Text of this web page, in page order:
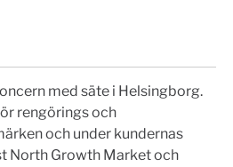
med säte i Helsingborg.
rengörings och
och under kundernas
North Growth Market och